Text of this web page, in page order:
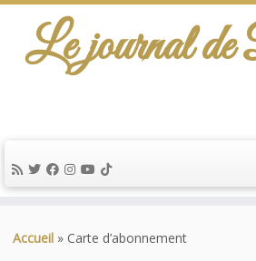
au
Le journal de
Accueil » Carte d’abonnement